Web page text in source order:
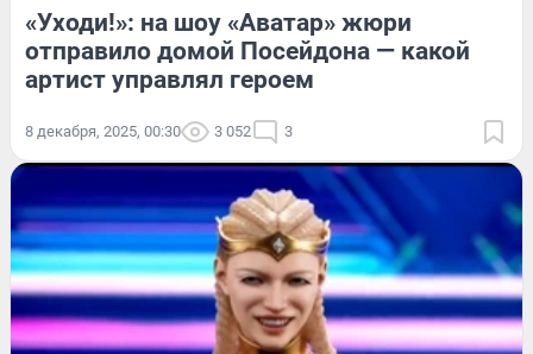
«Уходи!»: на шоу «Аватар» жюри
отправило домой Посейдона — какой
артист управлял героем
8 декабря, 2025, 00:30 3 052 3